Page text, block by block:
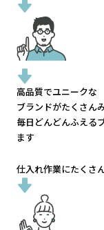
高品質でユニークな
ブランドがたくさん
毎日どんどんふえる
ます
仕入れ作業にたくさ